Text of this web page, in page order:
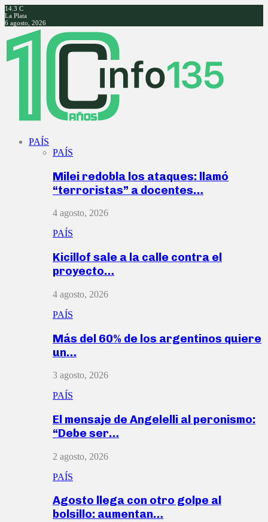
14.3 C
La Plata
6 agosto, 2026
Facebook
Twitter
Instagram
Youtube
PAÍS
PAÍS
Milei redobla los ataques: llamó
“terroristas” a docentes…
4 agosto, 2026
PAÍS
Kicillof sale a la calle contra el
proyecto…
4 agosto, 2026
PAÍS
Más del 60% de los argentinos quiere
un…
3 agosto, 2026
PAÍS
El mensaje de Angelelli al peronismo:
“Debe ser…
2 agosto, 2026
PAÍS
Agosto llega con otro golpe al
bolsillo: aumentan…